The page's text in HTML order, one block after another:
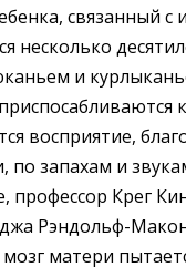
связанный
несколько
и
восприятие,
по запахам и
профессор Крег
Рэндольф-
матери